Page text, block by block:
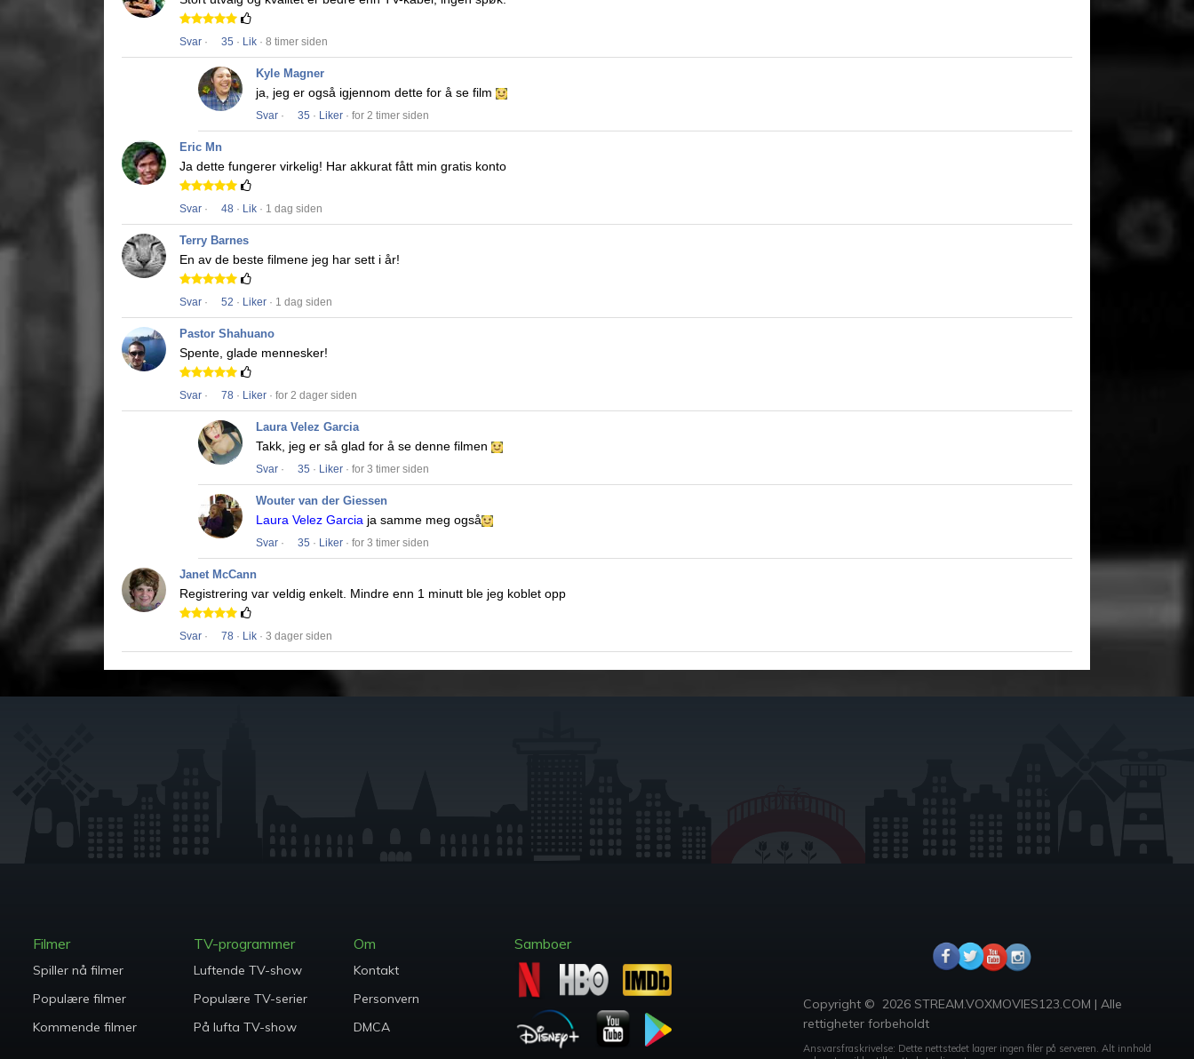
Svar · 35 · Lik · 8 timer siden
Kyle Magner
ja, jeg er også igjennom dette for å se film
Svar · 35 · Liker · for 2 timer siden
Eric Mn
Ja dette fungerer virkelig! Har akkurat fått min gratis konto
Svar · 48 · Lik · 1 dag siden
Terry Barnes
En av de beste filmene jeg har sett i år!
Svar · 52 · Liker · 1 dag siden
Pastor Shahuano
Spente, glade mennesker!
Svar · 78 · Liker · for 2 dager siden
Laura Velez Garcia
Takk, jeg er så glad for å se denne filmen
Svar · 35 · Liker · for 3 timer siden
Wouter van der Giessen
Laura Velez Garcia ja samme meg også
Svar · 35 · Liker · for 3 timer siden
Janet McCann
Registrering var veldig enkelt. Mindre enn 1 minutt ble jeg koblet opp
Svar · 78 · Lik · 3 dager siden
Filmer
Spiller nå filmer
Populære filmer
Kommende filmer
TV-programmer
Luftende TV-show
Populære TV-serier
På lufta TV-show
Om
Kontakt
Personvern
DMCA
Samboer
Copyright © 2026 STREAM.VOXMOVIES123.COM | Alle
rettigheter forbeholdt
Ansvarsfraskrivelse: Dette nettstedet lagrer ingen filer på serveren. Alt innhold